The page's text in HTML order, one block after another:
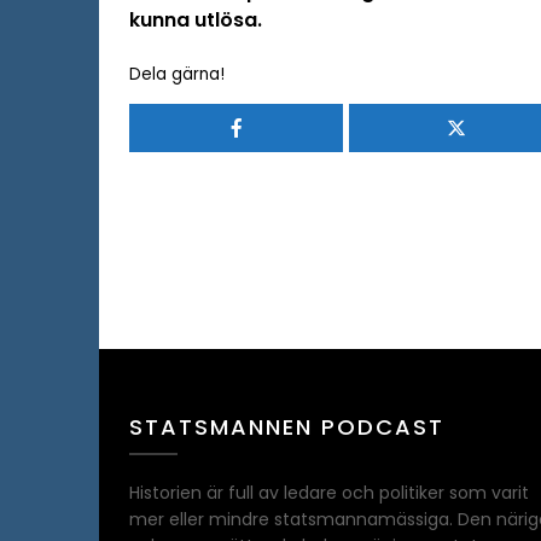
kunna utlösa.
Dela gärna!
STATSMANNEN PODCAST
Historien är full av ledare och politiker som varit
mer eller mindre statsmannamässiga. Den